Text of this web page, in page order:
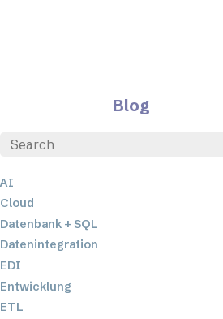
Blog
AI
Cloud
Datenbank + SQL
Datenintegration
EDI
Entwicklung
ETL